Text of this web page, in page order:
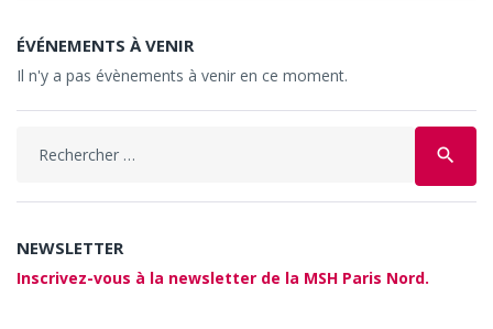
ÉVÉNEMENTS À VENIR
Il n'y a pas évènements à venir en ce moment.
search
NEWSLETTER
Inscrivez-vous à la newsletter de la MSH Paris Nord.